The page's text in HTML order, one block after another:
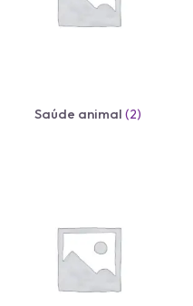
Saúde animal(2)